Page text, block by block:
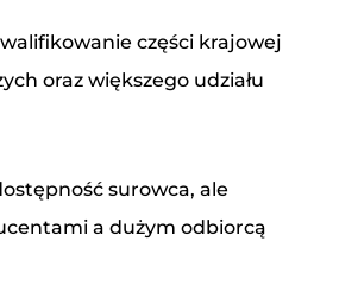
części krajowej
oraz większego udziału
surowca, ale
a dużym odbiorcą